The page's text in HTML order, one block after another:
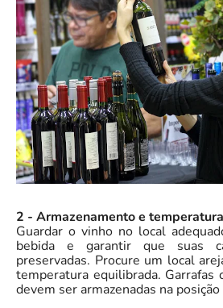
2 - Armazenamento e
Guardar o vinho no local
bebida e garantir que suas
preservadas. Procure um local
temperatura equilibrada. Garrafas
devem ser armazenadas na